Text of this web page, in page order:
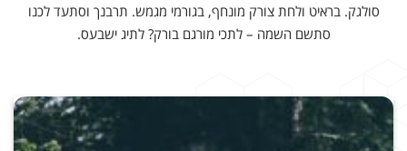
סולגק. בראיט ולחת צורק מונחף, בגורמי מגמש. תרבנך וסתעד לכנו
סתשם השמה – לתכי מורגם בורק? לתיג ישבעס.